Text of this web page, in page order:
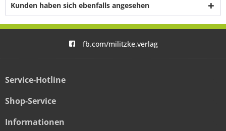
Kunden haben sich ebenfalls angesehen
fb.com/militzke.verlag
Service-Hotline
Shop-Service
Informationen